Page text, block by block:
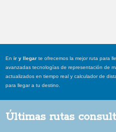
Enir y llegar te ofrecemos la mejor ruta para
avanzadas tecnologías de representación de
actualizados en tiempo real y calculador de
para llegar a tu destino.
Últimas rutas